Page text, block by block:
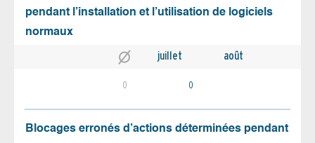
pendant l’installation et l’utilisation de logiciels
normaux
juillet août
0 0
Blocages erronés d’actions déterminées pendant